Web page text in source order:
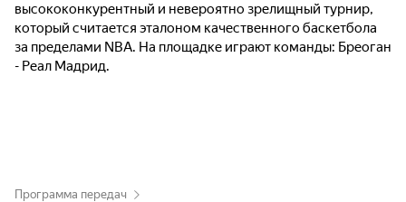
высококонкурентный и невероятно зрелищный турнир,
который считается эталоном качественного баскетбола
за пределами NBA. На площадке играют команды: Бреоган
- Реал Мадрид.
Программа передач